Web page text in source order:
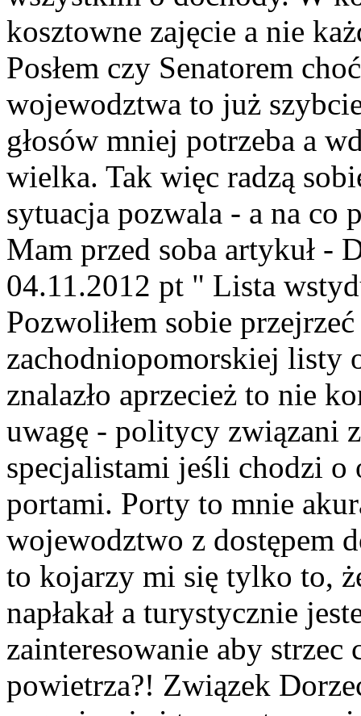
kosztowne zajęcie a nie
Posłem czy Senatorem
wojewodztwa to już
głosów mniej potrzeba a
wielka. Tak więc radzą
sytuacja pozwala - a na co
Mam przed soba artykuł -
04.11.2012 pt " Lista
Pozwoliłem sobie
zachodniopomorskiej listy
znalazło aprzecież to nie
uwagę - politycy związani
specjalistami jeśli chodzi o
portami. Porty to mnie
wojewodztwo z dostępem
to kojarzy mi się tylko to,
napłakał a turystycznie
zainteresowanie aby
powietrza?! Związek